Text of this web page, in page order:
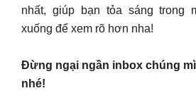
nhất, giúp bạn tỏa sáng trong
xuống để xem rõ hơn nha!
Đừng ngại ngần inbox chúng
nhé!